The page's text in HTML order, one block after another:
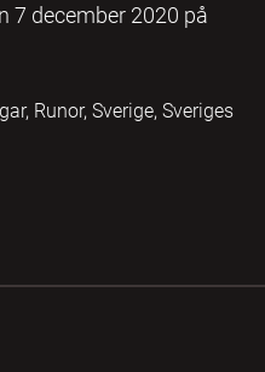
7 december 2020 på
Runor, Sverige, Sveriges